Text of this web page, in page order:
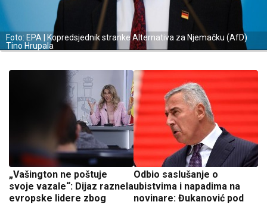
Foto: EPA | Kopredsjednik stranke Alternativa za Njemačku (AfD)
Tino Hrupala
„Vašington ne poštuje
svoje vazale“: Dijaz raznela
evropske lidere zbog
Odbio saslušanje o
ubistvima i napadima na
novinare: Đukanović pod